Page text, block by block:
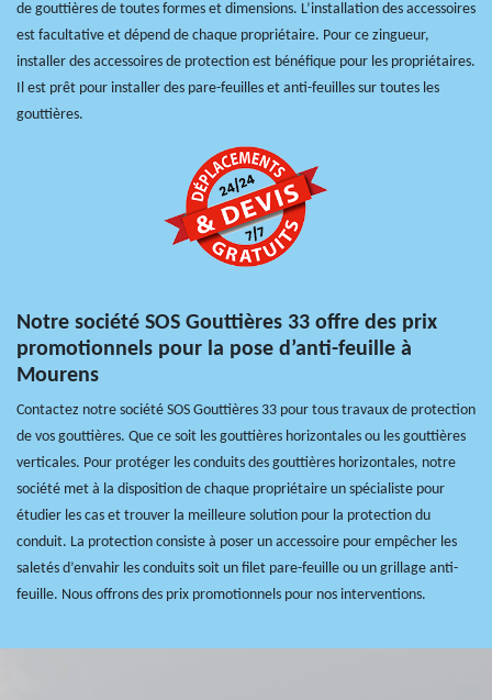
de gouttières de toutes formes et dimensions. L’installation des accessoires
est facultative et dépend de chaque propriétaire. Pour ce zingueur,
installer des accessoires de protection est bénéfique pour les propriétaires.
Il est prêt pour installer des pare-feuilles et anti-feuilles sur toutes les
gouttières.
Notre société SOS Gouttières 33 offre des prix
promotionnels pour la pose d’anti-feuille à
Mourens
Contactez notre société SOS Gouttières 33 pour tous travaux de protection
de vos gouttières. Que ce soit les gouttières horizontales ou les gouttières
verticales. Pour protéger les conduits des gouttières horizontales, notre
société met à la disposition de chaque propriétaire un spécialiste pour
étudier les cas et trouver la meilleure solution pour la protection du
conduit. La protection consiste à poser un accessoire pour empêcher les
saletés d’envahir les conduits soit un filet pare-feuille ou un grillage anti-
feuille. Nous offrons des prix promotionnels pour nos interventions.